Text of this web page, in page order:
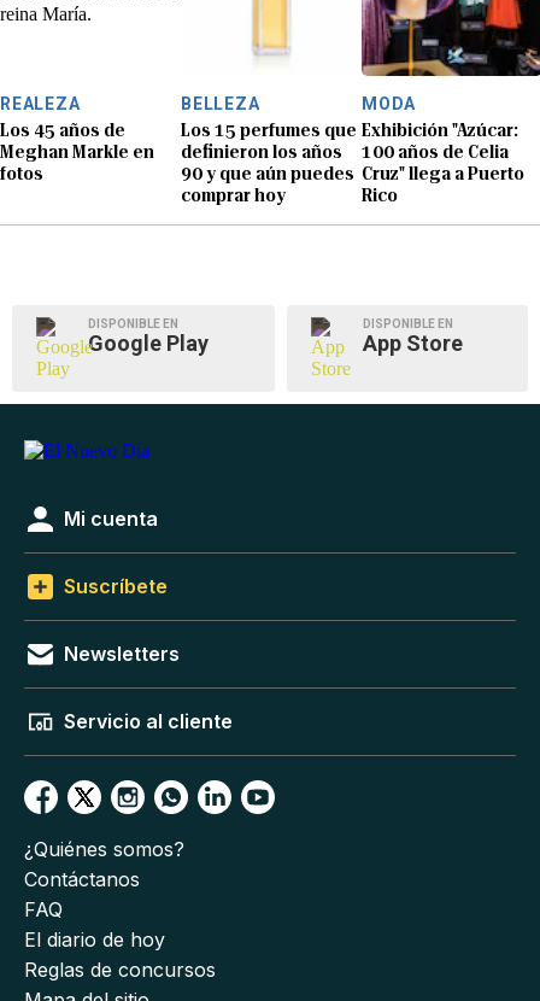
REALEZA
Los 45 años de
Meghan Markle en
fotos
BELLEZA
Los 15 perfumes que
definieron los años
90 y que aún puedes
comprar hoy
MODA
Exhibición "Azúcar:
100 años de Celia
Cruz" llega a Puerto
Rico
DISPONIBLE EN
Google Play
DISPONIBLE EN
App Store
Mi cuenta
Suscríbete
Newsletters
Servicio al cliente
¿Quiénes somos?
Contáctanos
FAQ
El diario de hoy
Reglas de concursos